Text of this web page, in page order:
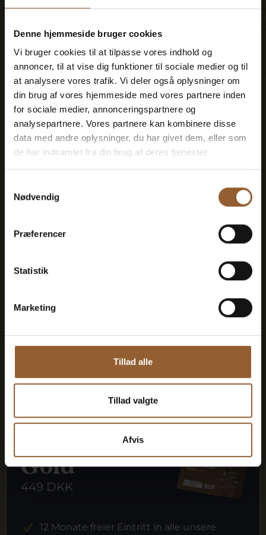
Denne hjemmeside bruger cookies
Vi bruger cookies til at tilpasse vores indhold og
annoncer, til at vise dig funktioner til sociale medier og til
at analysere vores trafik. Vi deler også oplysninger om
din brug af vores hjemmeside med vores partnere inden
for sociale medier, annonceringspartnere og
analysepartnere. Vores partnere kan kombinere disse
data med andre oplysninger, du har givet dem, eller som
de har indsamlet fra din brug af deres tjenester.
Nødvendig
Præferencer
Statistik
Marketing
Tillad alle
Tillad valgte
Afvis
Sparen Sie Geld - kaufen Sie
eine Treuekarte
Platin
699 DKK
Museen
1 Person + 1 Begleiter
Geeignet für den Bork-Wikinger-Markt,
Naturkraft Dark und Lokes Aften
Mitgliedervorteil bei Universe
Mehr Infos
Gold
449 DKK
12 Monate freier Eintritt in alle unsere